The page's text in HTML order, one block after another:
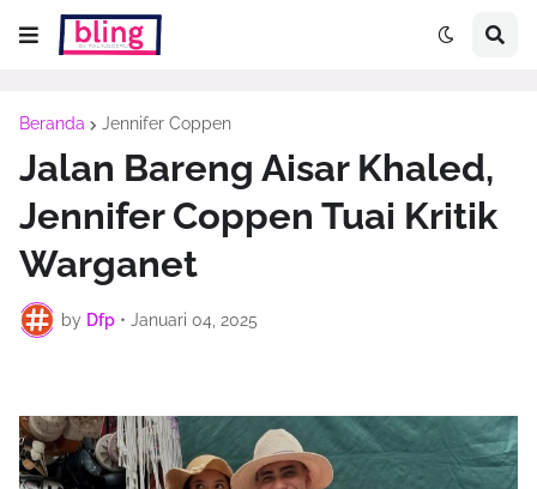
Beranda Jennifer Coppen
Jalan Bareng Aisar Khaled,
Jennifer Coppen Tuai Kritik
Warganet
by Dfp • Januari 04, 2025